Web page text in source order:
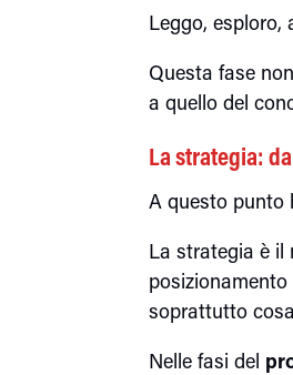
Leggo, esploro,
Questa fase
a quello del
La strategia:
A questo punto
La strategia è il
soprattutto
Nelle fasi del